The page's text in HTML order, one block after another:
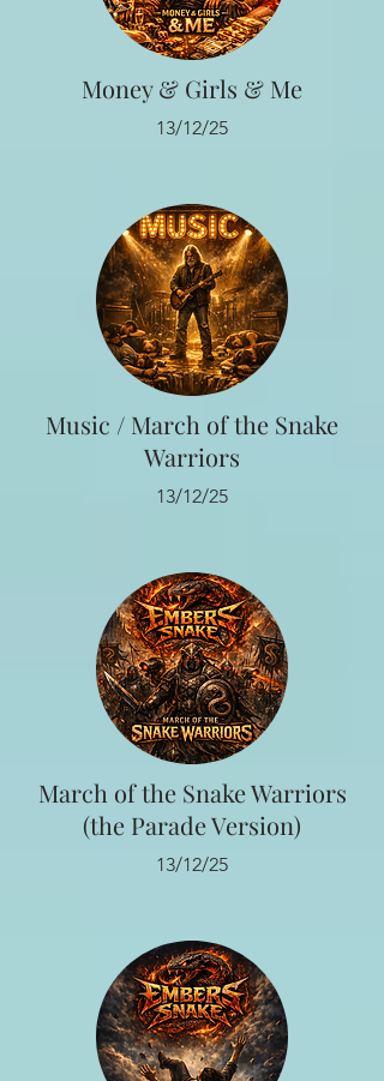
Money & Girls & Me
13/12/25
Music / March of the Snake
Warriors
13/12/25
March of the Snake Warriors
(the Parade Version)
13/12/25